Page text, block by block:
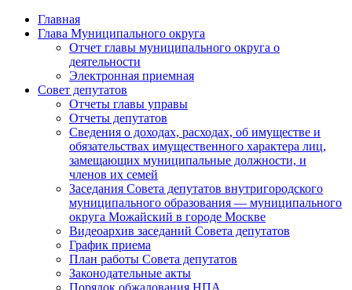
Главная
Глава Муниципального округа
Отчет главы муниципального округа о
деятельности
Электронная приемная
Совет депутатов
Отчеты главы управы
Отчеты депутатов
Сведения о доходах, расходах, об имуществе и
обязательствах имущественного характера лиц,
замещающих муниципальные должности, и
членов их семей
Заседания Совета депутатов внутригородского
муниципального образования — муниципального
округа Можайский в городе Москве
Видеоархив заседаний Совета депутатов
График приема
План работы Совета депутатов
Законодательные акты
Порядок обжалования НПА